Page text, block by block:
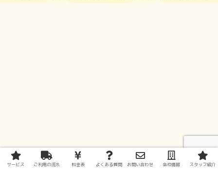
サービス ご利用の流れ 料金表 よくある質問 お問い合わせ 会社情報 スタッフ紹介